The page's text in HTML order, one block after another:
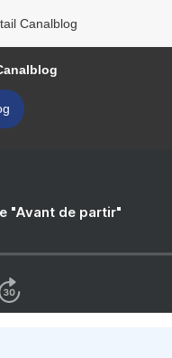
Canalblog
"Avant de partir"